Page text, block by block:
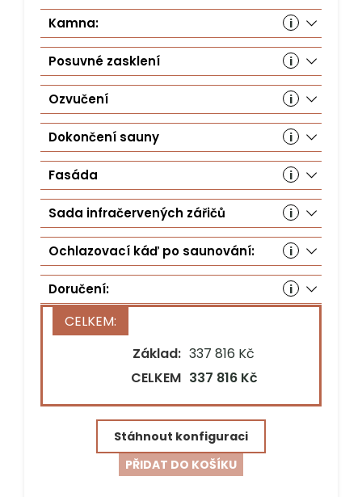
Kamna:
Posuvné zasklení
Ozvučení
Dokončení sauny
Fasáda
Sada infračervených zářičů
Ochlazovací káď po saunování:
Doručení:
Stát*
Město*
Základ: 337 816 Kč
CELKEM 337 816 Kč
Stáhnout konfiguraci
PŘIDAT DO KOŠÍKU